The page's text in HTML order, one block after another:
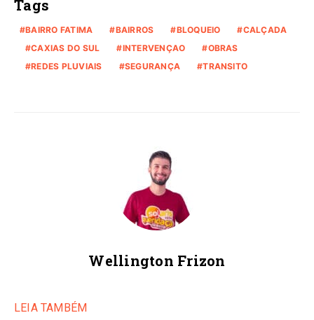
Tags
BAIRRO FATIMA BAIRROS BLOQUEIO
CALÇADA
CAXIAS DO SUL
INTERVENÇAO
OBRAS
REDES PLUVIAIS
SEGURANÇA TRANSITO
Wellington Frizon
LEIA TAMBÉM